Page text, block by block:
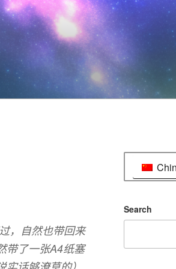
，自然也带回来
带了一张A4纸塞
Search